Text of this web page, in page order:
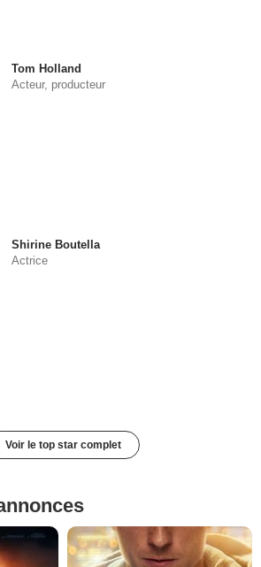
Tom Holland
Acteur, producteur
Shirine Boutella
Actrice
Voir le top star complet